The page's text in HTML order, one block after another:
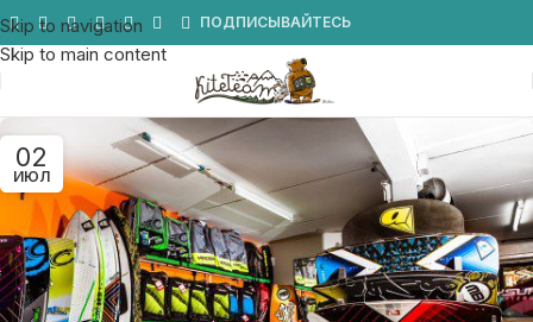
Skip to navigation
Skip to main content
ПОДПИСЫВАЙТЕСЬ
02
ИЮЛ